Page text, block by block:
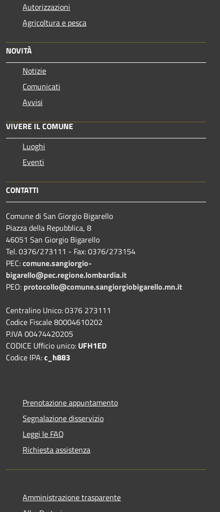
Autorizzazioni
Agricoltura e pesca
NOVITÀ
Notizie
Comunicati
Avvisi
VIVERE IL COMUNE
Luoghi
Eventi
CONTATTI
Comune di San Giorgio Bigarello
Piazza della Repubblica, 8
46051 San Giorgio Bigarello
Tel. 0376/273111 - Fax: 0376/273154
PEC:comune.sangiorgio-
bigarello@pec.regione.lombardia.it
PEO: protocollo@comune.sangiorgiobigarello.mn.it
Centralino Unico: 0376 273111
Codice Fiscale 80004610202
P.IVA 00474420205
CODICE Ufficio unico: UFH1ED
Codice IPA:c_h883
Prenotazione appuntamento
Segnalazione disservizio
Leggi le FAQ
Richiesta assistenza
Amministrazione trasparente